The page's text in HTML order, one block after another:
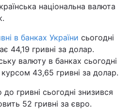
національна валюта
в банках України сьогодні
44,19 гривні за долар.
валюту в банках сьогодні
43,65 гривні за долар.
гривні сьогодні знизився
52 гривні за євро.